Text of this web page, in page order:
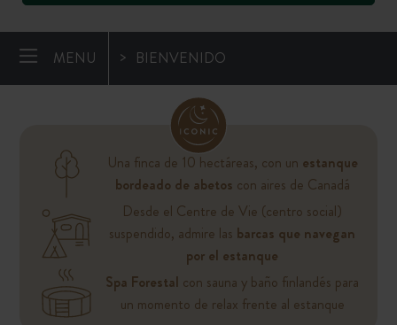
MENU BIENVENIDO
Una finca de 10 hectáreas, con un estanque
bordeado de abetos con aires de Canadá
Desde el Centre de Vie (centro social)
suspendido, admire las barcas que navegan
por el estanque
Spa Forestal con sauna y baño finlandés para
un momento de relax frente al estanque